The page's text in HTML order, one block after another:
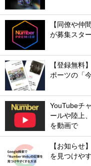
【同僚や仲
が募集スタ
【登録無料
ポーツの「
YouTubeチ
ールや陸上
を動画で
【お知らせ
を見つけや